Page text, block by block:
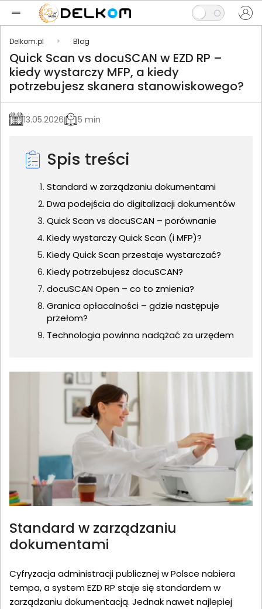
Delkom.pl Blog
Quick Scan vs docuSCAN w EZD RP –
kiedy wystarczy MFP, a kiedy
potrzebujesz skanera stanowiskowego?
13.05.2026 5 min
Spis treści
Standard w zarządzaniu dokumentami
Dwa podejścia do digitalizacji dokumentów
Quick Scan vs docuSCAN – porównanie
Kiedy wystarczy Quick Scan (i MFP)?
Kiedy Quick Scan przestaje wystarczać?
Kiedy potrzebujesz docuSCAN?
docuSCAN Open – co to zmienia?
Granica opłacalności – gdzie następuje
przełom?
Technologia powinna nadążać za urzędem
Standard w zarządzaniu
dokumentami
Cyfryzacja administracji publicznej w Polsce nabiera
tempa, a system EZD RP staje się standardem w
zarządzaniu dokumentacją. Jednak nawet najlepiej